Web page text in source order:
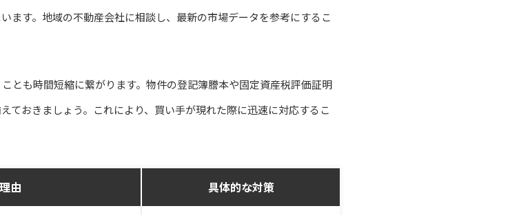
ます。地域の不動産会社に相談し、最新の市場データを参考にするこ
とも時間短縮に繋がります。物件の登記簿謄本や固定資産税評価証明
ておきましょう。これにより、買い手が現れた際に迅速に対応するこ
理由 具体的な対策